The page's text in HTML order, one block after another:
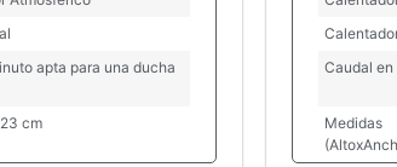
apta para una ducha
cm
Caudal en
Medidas